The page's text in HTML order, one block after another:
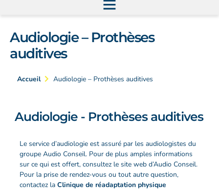
Audiologie – Prothèses
auditives
Accueil Audiologie – Prothèses auditives
Audiologie - Prothèses auditives
Le service d’audiologie est assuré par les audiologistes du
groupe Audio Conseil. Pour de plus amples informations
sur ce qui est offert, consultez le site web d’Audio Conseil.
Pour la prise de rendez-vous ou tout autre question,
contactez la Clinique de réadaptation physique